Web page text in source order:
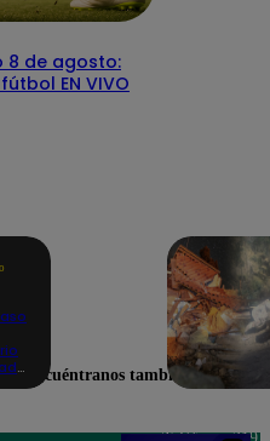
8 de agosto:
EN VIVO
Encuéntranos también en